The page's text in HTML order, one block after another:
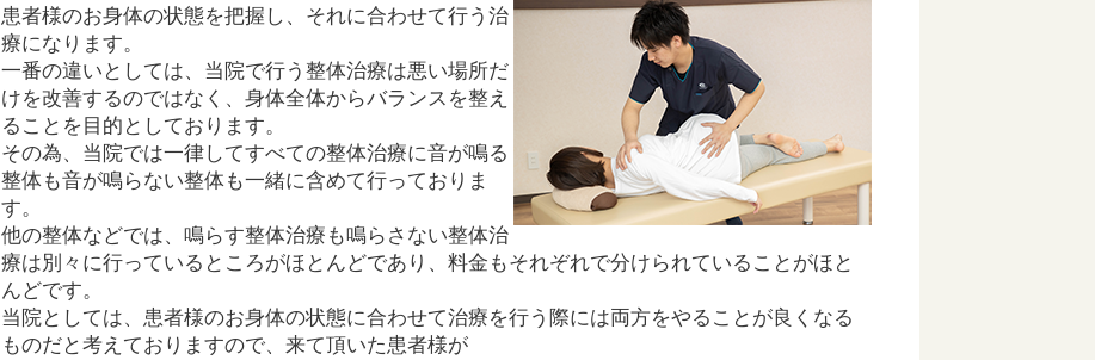
患者様のお身体の状態を把握し、それに合わせて行う治
療になります。
一番の違いとしては、当院で行う整体治療は悪い場所だ
けを改善するのではなく、身体全体からバランスを整え
ることを目的としております。
その為、当院では一律してすべての整体治療に音が鳴る
整体も音が鳴らない整体も一緒に含めて行っておりま
す。
他の整体などでは、鳴らす整体治療も鳴らさない整体治
療は別々に行っているところがほとんどであり、料金もそれぞれで分けられていることがほと
んどです。
当院としては、患者様のお身体の状態に合わせて治療を行う際には両方をやることが良くなる
ものだと考えておりますので、来て頂いた患者様が